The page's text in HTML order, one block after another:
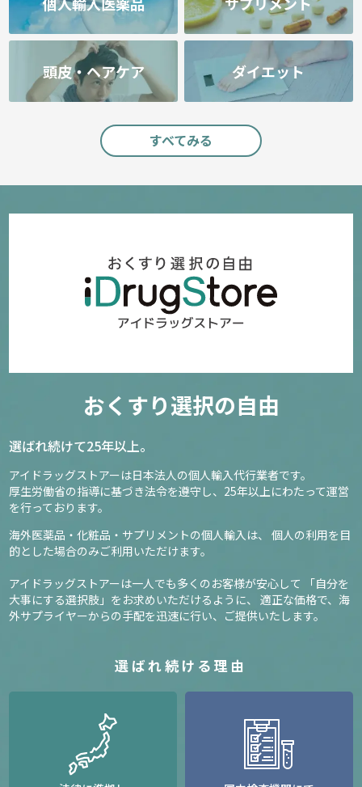
頭皮・ヘアケア ダイエット
すべてみる
おくすり選択の自由
選ばれ続けて25年以上。
アイドラッグストアーは日本法人の個人輸入代行業者です。
厚生労働省の指導に基づき法令を遵守し、 25年以上にわたって運営
を行っております。
海外医薬品・化粧品・サプリメントの個人輸入は、 個人の利用を目
的とした場合のみご利用いただけます。
アイドラッグストアーは一人でも多くのお客様が安心して
「自分を
大事にする選択肢」をお求めいただけるように、 適正な価格で、海
外サプライヤーからの手配を迅速に行い、ご提供いたします。
選ばれ続ける理由